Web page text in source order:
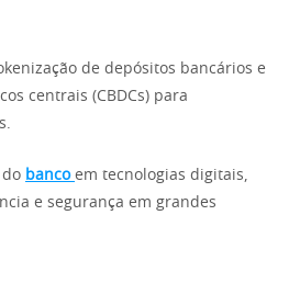
de depósitos bancários e
centrais (CBDCs) para
do banco em tecnologias digitais,
e segurança em grandes